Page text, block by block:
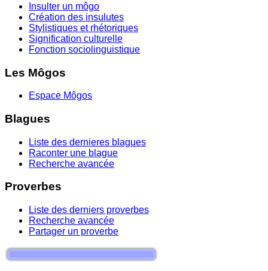
Insulter un môgo
Création des insulutes
Stylistiques et rhétoriques
Signification culturelle
Fonction sociolinguistique
Les Môgos
Espace Môgos
Blagues
Liste des dernieres blagues
Raconter une blague
Recherche avancée
Proverbes
Liste des derniers proverbes
Recherche avancée
Partager un proverbe